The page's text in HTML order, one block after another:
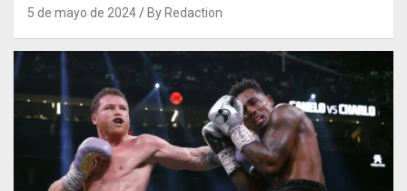
5 de mayo de 2024 By Redaction